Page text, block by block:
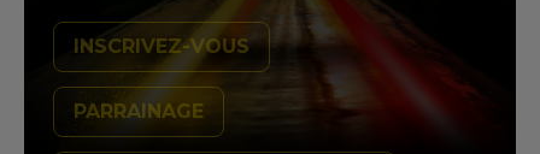
INSCRIVEZ-VOUS
PARRAINAGE